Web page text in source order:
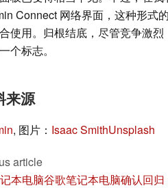
Connect 网络界面，这种形式
使用。归根结底，尽管竞争激
个标志。
来源
, 图片： Isaac SmithUnsplash
article
本电脑谷歌笔记本电脑确认回